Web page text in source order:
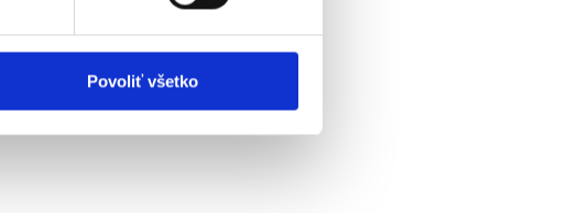
Povoliť všetko